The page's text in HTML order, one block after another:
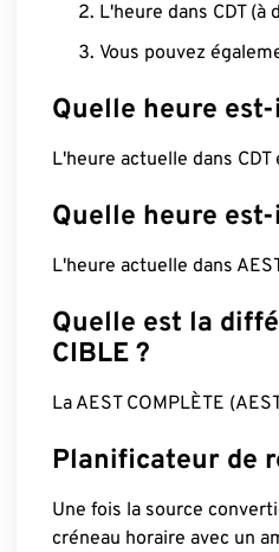
L'heure dans CDT
Vous pouvez
Quelle heure
L'heure actuelle dans
Quelle heure
L'heure actuelle dans
Quelle est la
CIBLE ?
La AEST COMPLÈTE
Planificateur de
Une fois la source
créneau horaire avec un